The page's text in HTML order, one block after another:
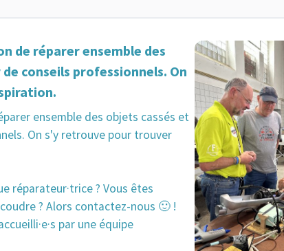
de réparer ensemble des
conseils professionnels. On
ensemble des objets cassés et
On s'y retrouve pour trouver
réparateur·trice ? Vous êtes
? Alors contactez-nous 🙂 !
par une équipe